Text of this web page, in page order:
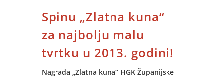
opsegom politike i ciljevimatvrtke.
Auditom nije uočena niti jedna
nesukladnost, niti su preporučeni
prijedlozi za moguća daljnja
Spinu „Zlatna kuna“
za najbolju malu
tvrtku u 2013. godini!
Nagrada „Zlatna kuna“ HGK Županijske